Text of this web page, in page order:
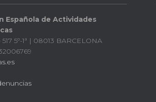
Española de Actividades
5º-1ª | 08013 BARCELONA